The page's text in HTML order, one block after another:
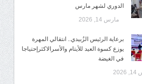
الدوري لشهر مارس
مارس 14, 2026
برعاية الرئيس الزُبيدي.. انتقالي المهرة
يوزع كسوة العيد للأيتام والأسرالاكثرإحتياجا
في الغيضة